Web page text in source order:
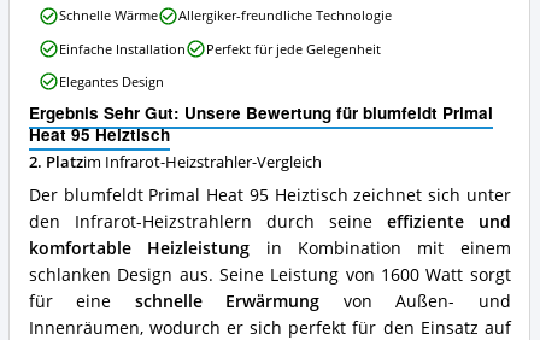
erhältlich?
Ergebnis Sehr Gut: Unsere Bewertung für blumfeldt Primal
Heat 95 Heiztisch
2. Platzim Infrarot-Heizstrahler-Vergleich
Der blumfeldt Primal Heat 95 Heiztisch zeichnet sich unter
den Infrarot-Heizstrahlern durch seine effiziente und
komfortable Heizleistung in Kombination mit einem
schlanken Design aus. Seine Leistung von 1600 Watt sorgt
für eine schnelle Erwärmung von Außen- und
Innenräumen, wodurch er sich perfekt für den Einsatz auf
blumfeldt
Primal
Heat
95
Heiztisch
Vorteile:
Was
spricht
für
diesen
Infrarot-
Heizstrahler?
Schnelle Wärme
Allergiker-freundliche Technologie
Einfache Installation
Perfekt für jede Gelegenheit
Elegantes Design